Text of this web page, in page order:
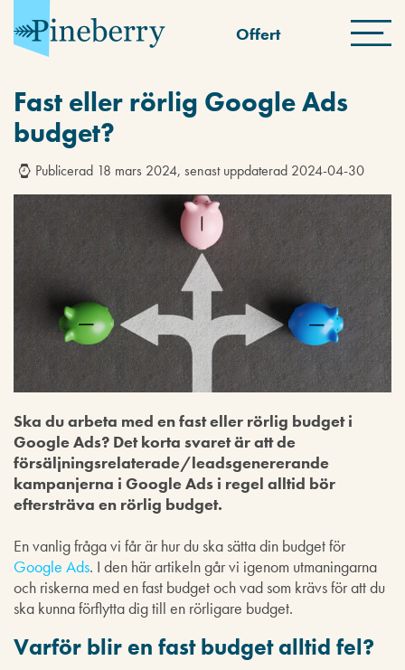
Offert
Fast eller rörlig Google Ads
budget?
Publicerad 18 mars 2024, senast uppdaterad 2024-04-30
Ska du arbeta med en fast eller rörlig budget i
Google Ads? Det korta svaret är att de
försäljningsrelaterade/leadsgenererande
kampanjerna i Google Ads i regel alltid bör
eftersträva en rörlig budget.
En vanlig fråga vi får är hur du ska sätta din budget för
Google Ads. I den här artikeln går vi igenom utmaningarna
och riskerna med en fast budget och vad som krävs för att du
ska kunna förflytta dig till en rörligare budget.
Varför blir en fast budget alltid fel?